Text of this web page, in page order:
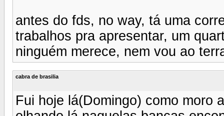
antes do fds, no way, tá uma
trabalhos pra apresentar, um
ninguém merece, nem vou ao
cabra de brasilia
Fui hoje lá(Domingo) como moro